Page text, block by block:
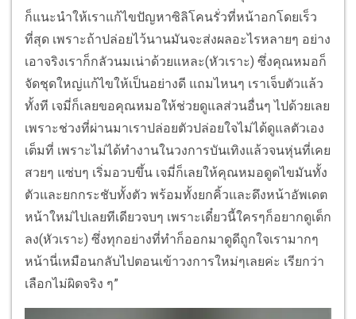
ก็แนะนำให้เราแก้ไขปัญหาซิลิโคนรั่วที่หน้าอกโดยเร็ว
ที่สุด เพราะถ้าปล่อยไว้นานมันจะส่งผลอะไรหลายๆ อย่าง
เอาจริงเราก็กลัวนมเน่าด้วยแหละ(หัวเราะ) ซึ่งคุณหมอก็
จัดชุดใหญ่แก้ไขให้เป็นอย่างดี แถมไหนๆ เราเจ็บตัวแล้ว
ทั้งที เจมี่ก็เลยขอคุณหมอให้ช่วยดูแลส่วนอื่นๆ ไปด้วยเลย
เพราะช่วงที่ผ่านมาเราปล่อยตัวปล่อยใจไม่ได้ดูแลตัวเอง
เต็มที่ เพราะไม่ได้ทำงานในวงการบันเทิงแล้วจนหุ่นที่เคย
สวยๆ แซ่บๆ เริ่มอวบขึ้น เจมี่ก็เลยให้คุณหมอดูดไขมันทั้ง
ตัวและยกกระชับทั้งตัว พร้อมทั้งยกคิ้วและดึงหน้าอัพเดต
หน้าใหม่ไปเลยทีเดียวจบๆ เพราะเดี๋ยวนี้ใครๆก็อยากดูเด็ก
ลง(หัวเราะ) ซึ่งทุกอย่างที่ทำก็ออกมาดูดีถูกใจเรามากๆ
หน้านี่เหมือนกลับไปตอนเข้าวงการใหม่ๆเลยค่ะ เรียกว่า
เลือกไม่ผิดจริง ๆ”